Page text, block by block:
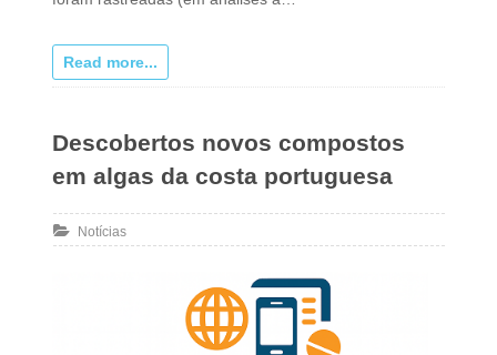
Read more...
Descobertos novos compostos
em algas da costa portuguesa
Notícias